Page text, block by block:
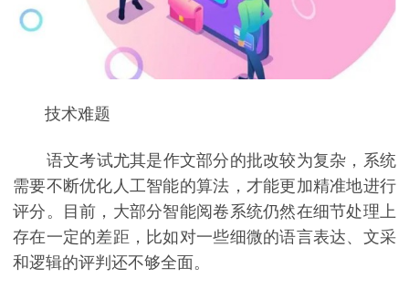
技术难题
语文考试尤其是作文部分的批改较为复杂，系统
需要不断优化人工智能的算法，才能更加精准地进行
评分。目前，大部分智能阅卷系统仍然在细节处理上
存在一定的差距，比如对一些细微的语言表达、文采
和逻辑的评判还不够全面。